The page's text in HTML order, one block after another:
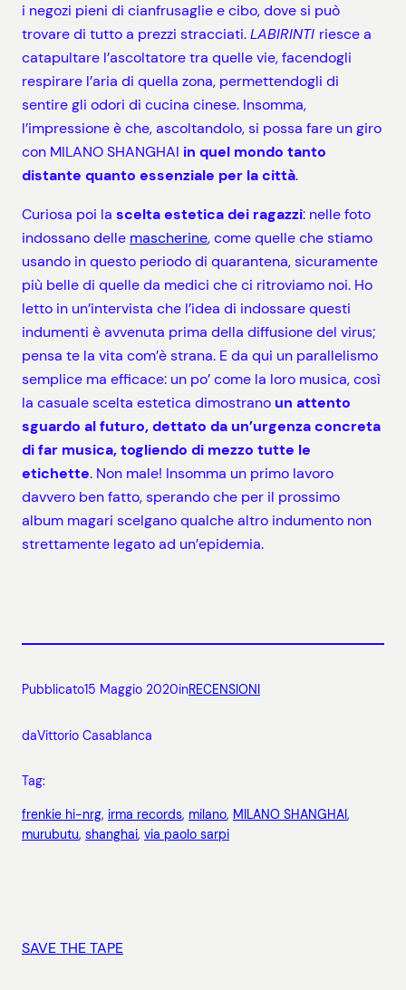
i negozi pieni di cianfrusaglie e cibo, dove si può
trovare di tutto a prezzi stracciati.LABIRINTI riesce a
catapultare l’ascoltatore tra quelle vie, facendogli
respirare l’aria di quella zona, permettendogli di
sentire gli odori di cucina cinese. Insomma,
l’impressione è che, ascoltandolo, si possa fare un giro
con MILANO SHANGHAI in quel mondo tanto
distante quanto essenziale per la città.
Curiosa poi la scelta estetica dei ragazzi: nelle foto
indossano delle mascherine, come quelle che stiamo
usando in questo periodo di quarantena, sicuramente
più belle di quelle da medici che ci ritroviamo noi. Ho
letto in un’intervista che l’idea di indossare questi
indumenti è avvenuta prima della diffusione del virus;
pensa te la vita com’è strana. E da qui un parallelismo
semplice ma efficace: un po’ come la loro musica, così
la casuale scelta estetica dimostrano un attento
sguardo al futuro, dettato da un’urgenza concreta
di far musica, togliendo di mezzo tutte le
etichette. Non male! Insomma un primo lavoro
davvero ben fatto, sperando che per il prossimo
album magari scelgano qualche altro indumento non
strettamente legato ad un’epidemia.
Pubblicato15 Maggio 2020inRECENSIONI
daVittorio Casablanca
Tag:
frenkie hi-nrg, irma records, milano, MILANO SHANGHAI
murubutu, shanghai, via paolo sarpi
SAVE THE TAPE